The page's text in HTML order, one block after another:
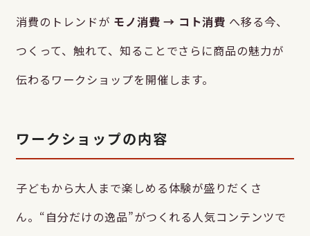
消費のトレンドが モノ消費 → コト消費 へ移る今、
つくって、触れて、知ることでさらに商品の魅力が
伝わるワークショップを開催します。
ワークショップの内容
子どもから大人まで楽しめる体験が盛りだくさ
ん。“自分だけの逸品”がつくれる人気コンテンツで